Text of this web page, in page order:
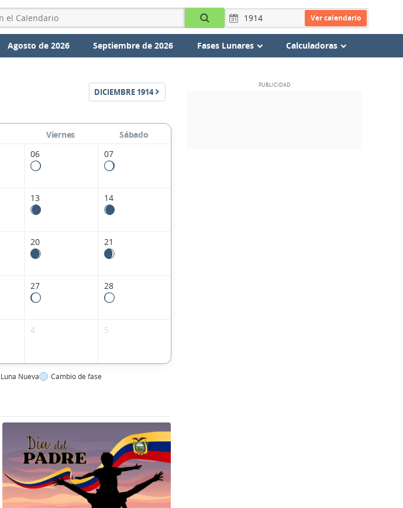
Ver calendario
Agosto de 2026 Septiembre de 2026 Fases Lunares Calculadoras
DICIEMBRE 1914
Viernes
Sábado
06 07
13 14
20 21
27 28
4 5
Luna Nueva Cambio de fase